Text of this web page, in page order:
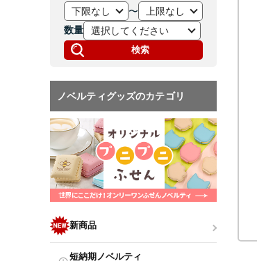
〜
数量
検索
ノベルティグッズのカテゴリ
新商品
短納期ノベルティ